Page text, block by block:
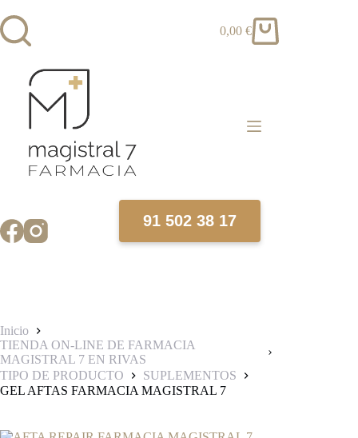
al
contenido
Carro
0,00€
91 502 38 17
Inicio
TIENDA ON-LINE DE FARMACIA
MAGISTRAL 7 EN RIVAS
TIPO DE PRODUCTO
SUPLEMENTOS
GEL AFTAS FARMACIA MAGISTRAL 7